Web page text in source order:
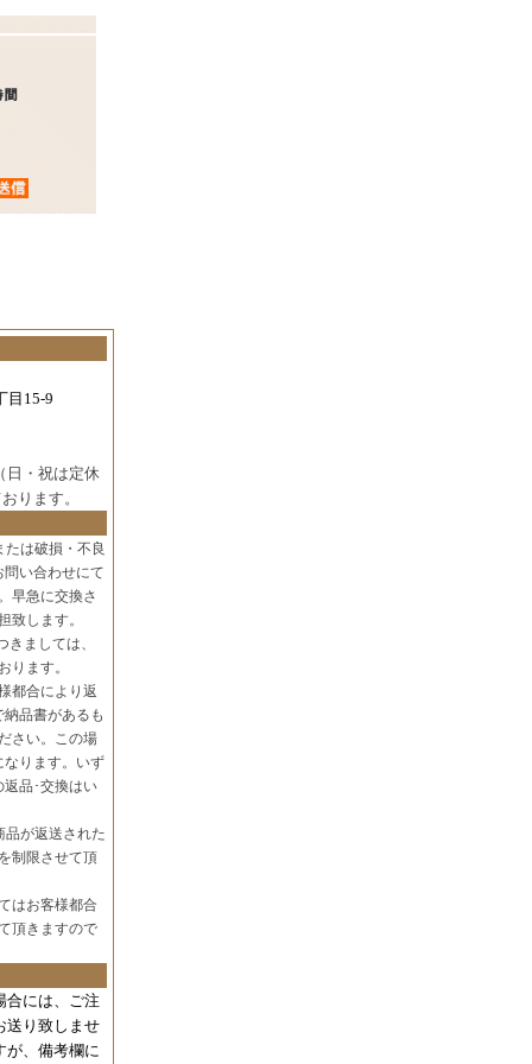
15-9
日・祝は定休
ります。
は破損・不良
い合わせにて
早急に交換さ
致します。
ましては、
ります。
都合により返
品書があるも
さい。この場
なります。いず
品･交換はい
品が返送された
制限させて頂
はお客様都合
頂きますので
には、 ご注
送り致しませ
が、備考欄に